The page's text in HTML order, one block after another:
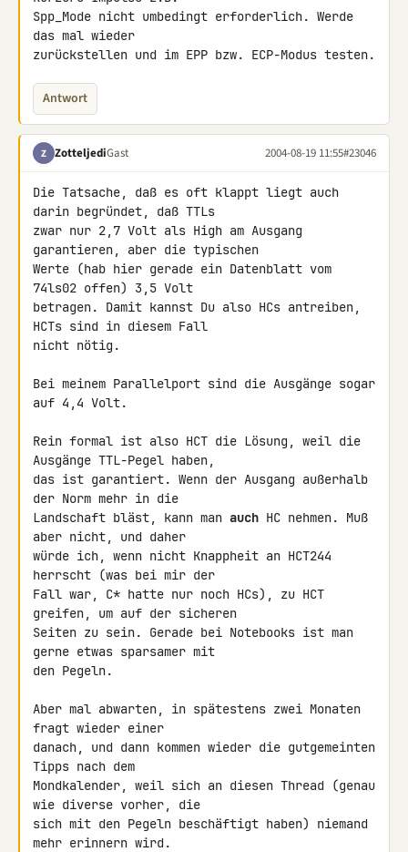
Spp_Mode nicht umbedingt erforderlich. Werde
das mal wieder
zurückstellen und im EPP bzw. ECP-Modus testen.
Antwort
Z ZotteljediGast 2004-08-19 11:55#23046
Die Tatsache, daß es oft klappt liegt auch
darin begründet, daß TTLs
zwar nur 2,7 Volt als High am Ausgang
garantieren, aber die typischen
Werte (hab hier gerade ein Datenblatt vom
74ls02 offen) 3,5 Volt
betragen. Damit kannst Du also HCs antreiben,
HCTs sind in diesem Fall
nicht nötig.
Bei meinem Parallelport sind die Ausgänge sogar
auf 4,4 Volt.
Rein formal ist also HCT die Lösung, weil die
Ausgänge TTL-Pegel haben,
das ist garantiert. Wenn der Ausgang außerhalb
der Norm mehr in die
Landschaft bläst, kann man auch HC nehmen. Muß
aber nicht, und daher
würde ich, wenn nicht Knappheit an HCT244
herrscht (was bei mir der
Fall war, C* hatte nur noch HCs), zu HCT
greifen, um auf der sicheren
Seiten zu sein. Gerade bei Notebooks ist man
gerne etwas sparsamer mit
den Pegeln.
Aber mal abwarten, in spätestens zwei Monaten
fragt wieder einer
danach, und dann kommen wieder die gutgemeinten
Tipps nach dem
Mondkalender, weil sich an diesen Thread (genau
wie diverse vorher, die
sich mit den Pegeln beschäftigt haben) niemand
mehr erinnern wird.